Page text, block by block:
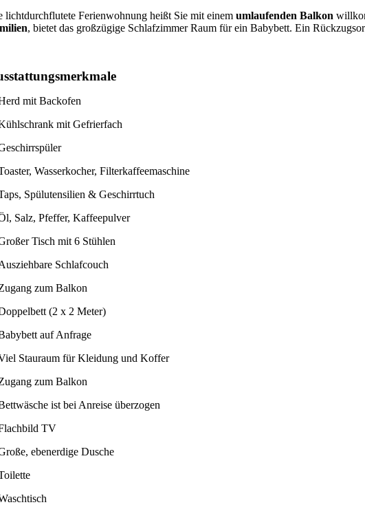
lichtdurchflutete Ferienwohnung heißt Sie mit einemumlaufenden Balkon
, bietet das großzügige Schlafzimmer Raum für ein Babybett. Ein
mit Backofen
mit Gefrierfach
Wasserkocher, Filterkaffeemaschine
Spülutensilien & Geschirrtuch
Salz, Pfeffer, Kaffeepulver
Tisch mit 6 Stühlen
Schlafcouch
zum Balkon
(2 x 2 Meter)
auf Anfrage
Stauraum für Kleidung und Koffer
zum Balkon
ist bei Anreise überzogen
TV
ebenerdige Dusche